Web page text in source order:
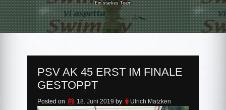
Ein starkes Team
PSV AK 45 ERST IM FINALE
GESTOPPT
Posted on 18. Juni 2019 by Ulrich Matzken